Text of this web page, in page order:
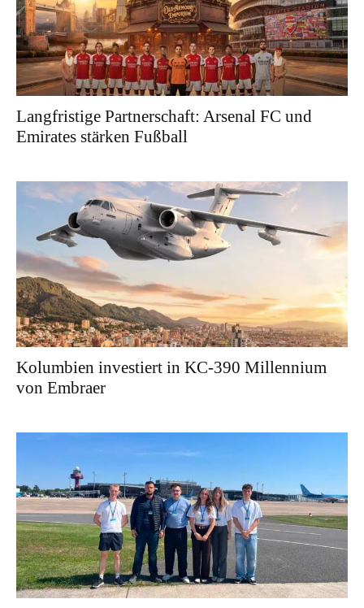
Langfristige Partnerschaft: Arsenal FC und
Emirates stärken Fußball
Kolumbien investiert in KC-390 Millennium
von Embraer